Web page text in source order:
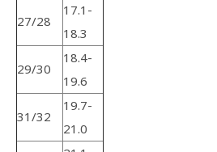
27/28
17.1-
18.3
29/30
18.4-
19.6
31/32
19.7-
21.0